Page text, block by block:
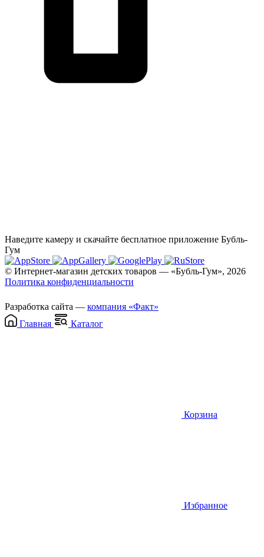
Наведите камеру и скачайте бесплатное приложение Бубль-
Гум
© Интернет-магазин детских товаров — «Бубль-Гум», 2026
Политика конфиденциальности
Разработка сайта — компания «Факт»
Главная
Каталог
Корзина
Избранное